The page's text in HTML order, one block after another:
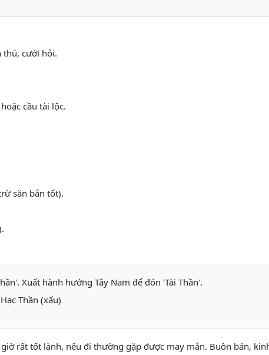
thú, cưới hỏi.
cầu tài lộc.
săn bắn tốt).
Xuất hành hướng Tây Nam để đón 'Tài Thần'.
Thần (xấu)
giờ rất tốt lành, nếu đi thường gặp được may mắn. Buôn bán,